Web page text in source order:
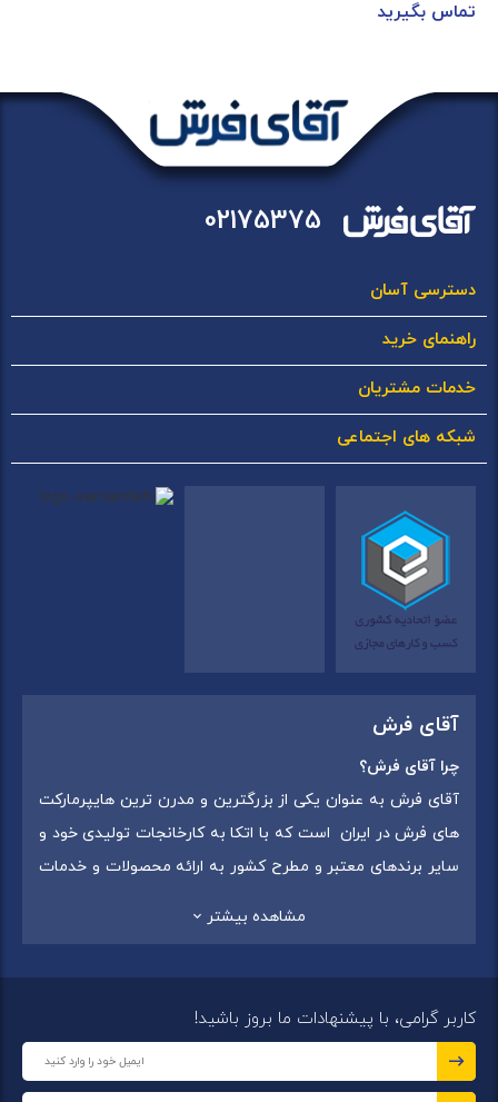
تماس بگیرید
02175375
دسترسی آسان
راهنمای خرید
خدمات مشتریان
شبکه های اجتماعی
آقای فرش
چرا آقای فرش؟
آقای فرش به عنوان یکی از بزرگترین و مدرن ترین هایپرمارکت
های فرش در ایران است که با اتکا به کارخانجات تولیدی خود و
سایر برندهای معتبر و مطرح کشور به ارائه محصولات و خدمات
شهر:فردیس ) ، استان قزوین (شهر قزوین)
مجموعه در تمامی شعب خود بهترین برند ها و بافته های ایران
مشاهده بیشتر
کاربر گرامی، با پیشنهادات ما بروز باشید!